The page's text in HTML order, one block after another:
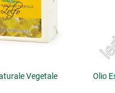
Vegetale
Olio